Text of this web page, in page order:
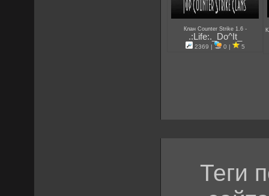
Клан Counter Strike 1.6 -
.:Life:._Do^It_
2369 | 0 | 5
Теги